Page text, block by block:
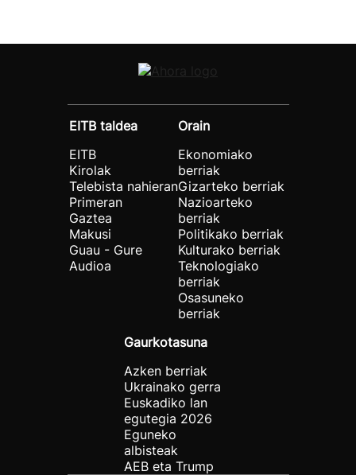
EITB taldea
EITB
Kirolak
Telebista nahieran
Primeran
Gaztea
Makusi
Guau - Gure
Audioa
Orain
Ekonomiako
berriak
Gizarteko berriak
Nazioarteko
berriak
Politikako berriak
Kulturako berriak
Teknologiako
berriak
Osasuneko
berriak
Gaurkotasuna
Azken berriak
Ukrainako gerra
Euskadiko lan
egutegia 2026
Eguneko
albisteak
AEB eta Trump